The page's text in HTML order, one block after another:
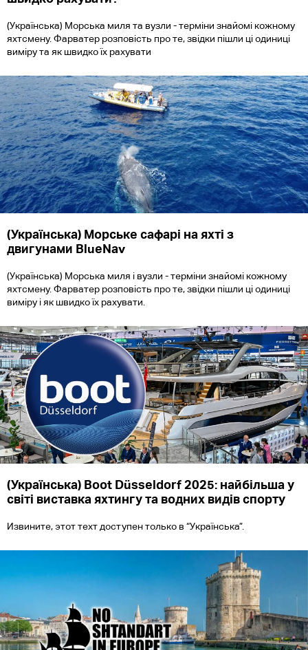
(Українська) Морська миля та вузли - терміни знайомі кожному
яхтсмену. Фарватер розповість про те, звідки пішли ці одиниці
виміру та як швидко їх рахувати
(Українська) Морське сафарі на яхті з
двигунами BlueNav
(Українська) Морська миля і вузли - терміни знайомі кожному
яхтсмену. Фарватер розповість про те, звідки пішли ці одиниці
виміру і як швидко їх рахувати.
(Українська) Boot Düsseldorf 2025: найбільша у
світі виставка яхтингу та водних видів спорту
Извините, этот техт доступен только в “Українська”.